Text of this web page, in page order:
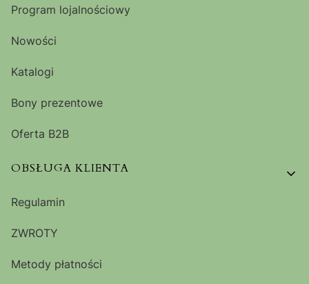
Program lojalnościowy
Nowości
Katalogi
Bony prezentowe
Oferta B2B
OBSŁUGA KLIENTA
Regulamin
ZWROTY
Metody płatności